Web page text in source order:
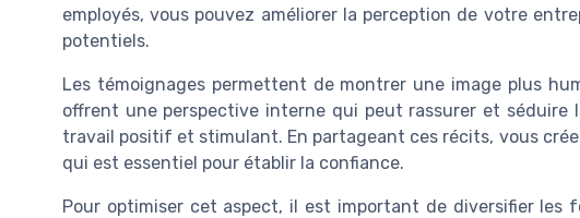
employés, vous pouvez améliorer la perception de votre
potentiels.
Les témoignages permettent de montrer une image plus
offrent une perspective interne qui peut rassurer et
travail positif et stimulant. En partageant ces récits, vous
qui est essentiel pour établir la confiance.
Pour optimiser cet aspect, il est important de diversifier les